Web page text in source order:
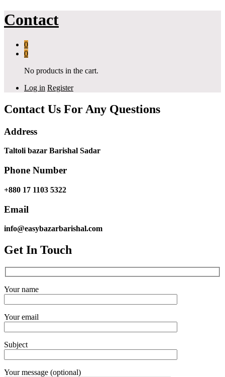
Contact
0
0
No products in the cart.
Log in Register
Contact Us For Any Questions
Address
Taltoli bazar Barishal Sadar
Phone Number
+880 17 1103 5322
Email
info@easybazarbarishal.com
Get In Touch
Your name
Your email
Subject
Your message (optional)